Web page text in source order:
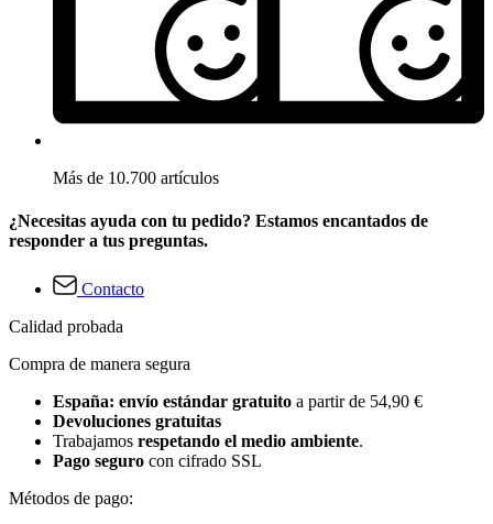
Más de 10.700 artículos
¿Necesitas ayuda con tu pedido? Estamos encantados de
responder a tus preguntas.
Contacto
Calidad probada
Compra de manera segura
España: envío estándar gratuito a partir de 54,90 €
Devoluciones gratuitas
Trabajamos respetando el medio ambiente.
Pago seguro con cifrado SSL
Métodos de pago: